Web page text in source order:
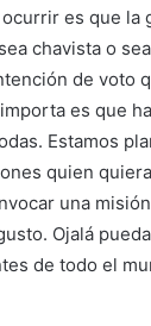
es que la
chavista o
de voto
es que
Estamos
quien
una
Ojalá
de todo el